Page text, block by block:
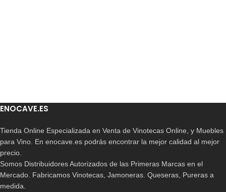
ENOCAVE.ES
Tienda Online Especializada en Venta de Vinotecas Online, y Muebles
para Vino. En enocave.es podrás encontrar la mejor calidad al mejor
precio.
Somos Distribuidores Autorizados de las Primeras Marcas en el
Mercado. Fabricamos Vinotecas, Jamoneras. Queseras, Pureras a
medida.